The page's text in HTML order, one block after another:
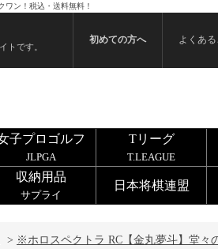
ン！税込・送料無料！
トです。
初めての方へ よくあ
子プロゴルフ
JLPGA
Tリーグ
T.LEAGUE
収納用品
サプライ
日本将棋連盟
> ※ホロスペクトラ RC【金丸夢斗】堂々